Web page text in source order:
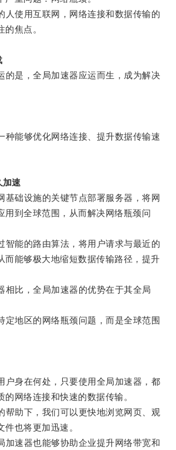
使用互联网，网络连接和数据传输的
焦点。
是，全局加速器应运而生，成为解决
能够优化网络连接、提升数据传输速
加速
础设施的关键节点部署服务器，将网
用到全球范围，从而解决网络瓶颈问
能的路由算法，将用户请求与最近的
而能够极大地缩短数据传输路径，提升
比，全局加速器的优势在于其全局
地区的网络瓶颈问题，而是全球范围
身在何处，只要使用全局加速器，都
的网络连接和快速的数据传输。
助下，我们可以更快地浏览网页、观
也将更加迅速。
速器也能够协助企业提升网络带宽和